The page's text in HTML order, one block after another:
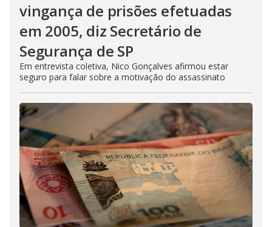
vingança de prisões efetuadas
em 2005, diz Secretário de
Segurança de SP
Em entrevista coletiva, Nico Gonçalves afirmou estar
seguro para falar sobre a motivação do assassinato